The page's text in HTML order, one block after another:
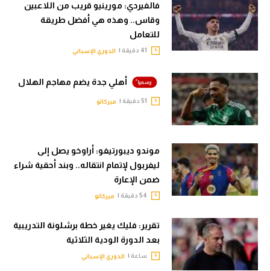
فالفيردي: مورينيو قريب من اللاعبين
وقاس.. وهذه هي أفضل طريقة
للتعامل
الدوري الإسباني
أهلي جدة يضم مهاجم الهلال
ميركاتو
موندو ديبورتيفو: أراوخو يصل إلى
ليفربول لإتمام انتقاله.. وبند أحقية شراء
ضمن الإعارة
ميركاتو
تقرير: فليك يغير خطة برشلونة التدريبية
بعد الدورة الودية الثلاثية
ساعة | الدوري الإسباني